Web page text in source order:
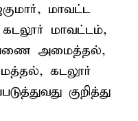
மாவட்ட
மாவட்டம்,
அமைத்தல்,
கடலூர்
குறித்து